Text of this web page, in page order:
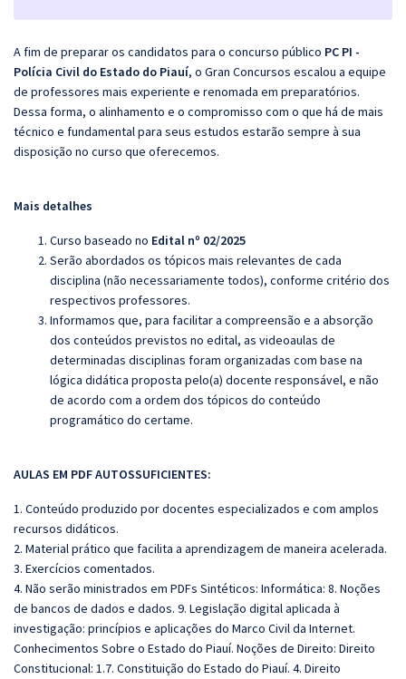
A fim de preparar os candidatos para o concurso público PC PI -
Polícia Civil do Estado do Piauí, o Gran Concursos escalou a equipe
de professores mais experiente e renomada em preparatórios.
Dessa forma, o alinhamento e o compromisso com o que há de mais
técnico e fundamental para seus estudos estarão sempre à sua
disposição no curso que oferecemos.
Mais detalhes
Curso baseado no Edital nº 02/2025
Serão abordados os tópicos mais relevantes de cada
disciplina (não necessariamente todos), conforme critério dos
respectivos professores.
Informamos que, para facilitar a compreensão e a absorção
dos conteúdos previstos no edital, as videoaulas de
determinadas disciplinas foram organizadas com base na
lógica didática proposta pelo(a) docente responsável, e não
de acordo com a ordem dos tópicos do conteúdo
programático do certame.
AULAS EM PDF AUTOSSUFICIENTES:
1. Conteúdo produzido por docentes especializados e com amplos
recursos didáticos.
2. Material prático que facilita a aprendizagem de maneira acelerada.
3. Exercícios comentados.
4. Não serão ministrados em PDFs Sintéticos: Informática: 8. Noções
de bancos de dados e dados. 9. Legislação digital aplicada à
investigação: princípios e aplicações do Marco Civil da Internet.
Conhecimentos Sobre o Estado do Piauí. Noções de Direito: Direito
Constitucional: 1.7. Constituição do Estado do Piauí. 4. Direito